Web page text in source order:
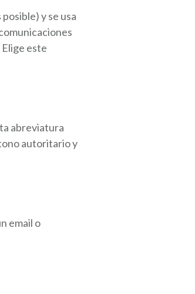
y se usa
este
abreviatura
autoritario y
email o